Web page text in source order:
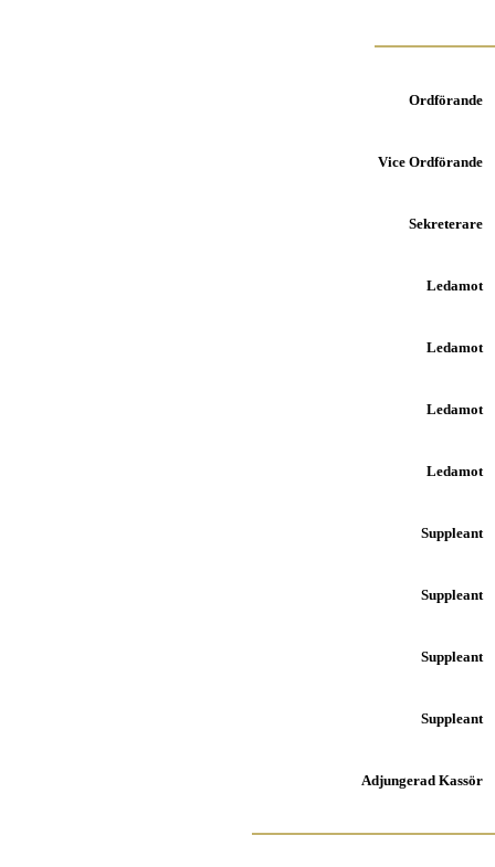
Ordförande
Vice Ordförande
Sekreterare
Ledamot
Ledamot
Ledamot
Ledamot
Suppleant
Suppleant
Suppleant
Suppleant
Adjungerad Kassör